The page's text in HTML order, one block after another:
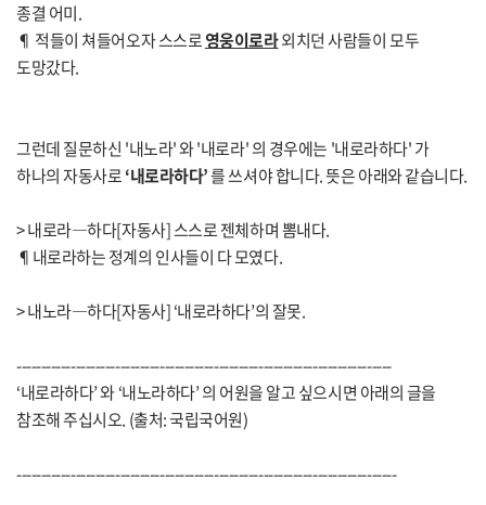
종결 어미.
¶ 적들이 쳐들어오자 스스로영웅이로라외치던 사람들이 모두
도망갔다.
그런데 질문하신 '내노라' 와 '내로라' 의 경우에는 '내로라하다' 가
하나의 자동사로‘내로라하다’를 쓰셔야 합니다. 뜻은 아래와 같습니다.
> 내로라―하다[자동사] 스스로 젠체하며 뽐내다.
¶내로라하는 정계의 인사들이 다 모였다.
> 내노라―하다[자동사] ‘내로라하다’의 잘못.
----------------------------------------------------------------------------
‘내로라하다’ 와 ‘내노라하다’ 의 어원을 알고 싶으시면 아래의 글을
참조해 주십시오. (출처: 국립국어원)
-----------------------------------------------------------------------------